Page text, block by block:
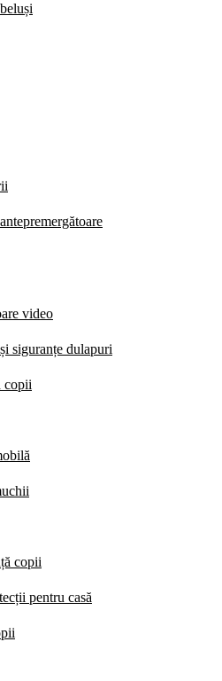
video
siguranțe dulapuri
copii
copii
pentru casă